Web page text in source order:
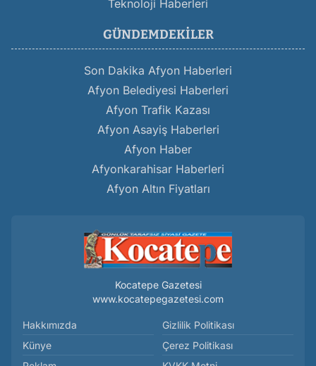
Teknoloji Haberleri
GÜNDEMDEKILER
Son Dakika Afyon Haberleri
Afyon Belediyesi Haberleri
Afyon Trafik Kazası
Afyon Asayiş Haberleri
Afyon Haber
Afyonkarahisar Haberleri
Afyon Altın Fiyatları
Kocatepe Gazetesi
www.kocatepegazetesi.com
Hakkımızda
Künye
Gizlilik Politikası
Çerez Politikası